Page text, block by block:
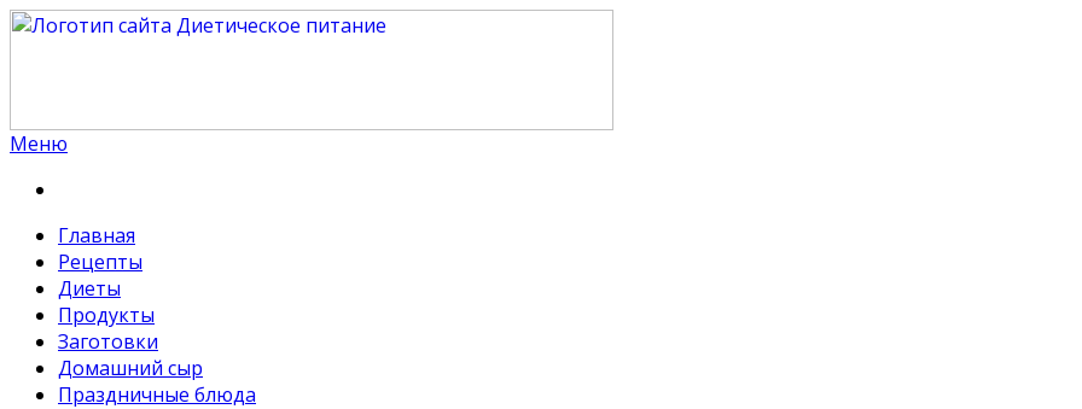
Меню
Главная
Рецепты
Диеты
Продукты
Заготовки
Домашний сыр
Праздничные блюда